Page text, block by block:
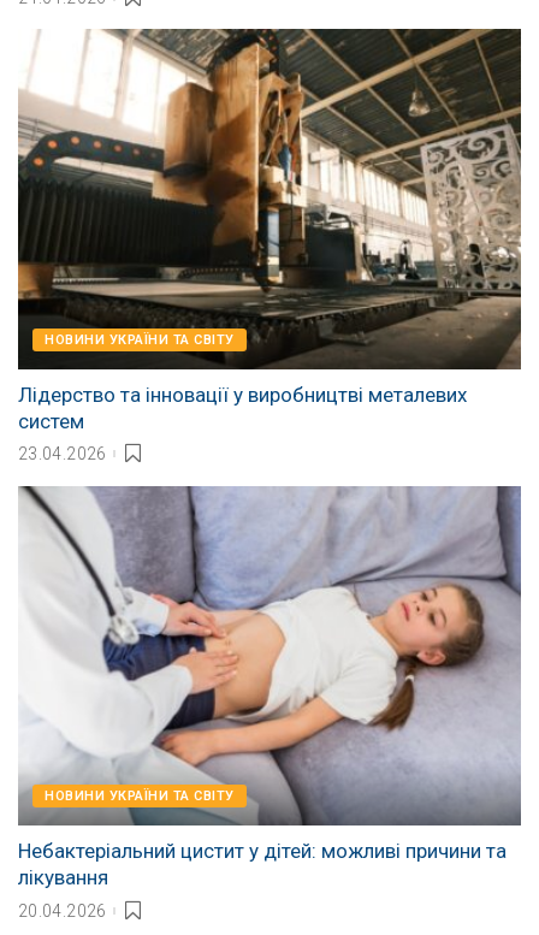
НОВИНИ УКРАЇНИ ТА СВІТУ
Лідерство та інновації у виробництві металевих
систем
23.04.2026
НОВИНИ УКРАЇНИ ТА СВІТУ
Небактеріальний цистит у дітей: можливі причини та
лікування
20.04.2026